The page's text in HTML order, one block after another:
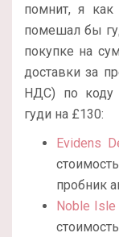
помнит, я как
помешал бы
покупке на
доставки за
НДС) по коду
гуди на £130:
Evidens
пробник
Noble Isle